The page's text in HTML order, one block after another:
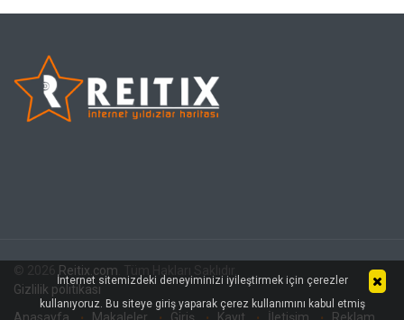
Reitix.com
Gizlilik politikası
İnternet sitemizdeki deneyiminizi iyileştirmek için çerezler
kullanıyoruz. Bu siteye giriş yaparak çerez kullanımını kabul etmiş